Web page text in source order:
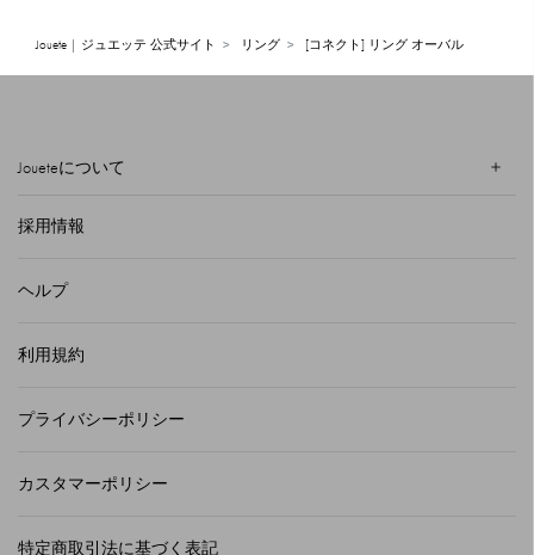
Jouete | ジュエッテ 公式サイト リング [コネクト] リング オーバル
Joueteについて
採用情報
ヘルプ
利用規約
プライバシーポリシー
カスタマーポリシー
特定商取引法に基づく表記